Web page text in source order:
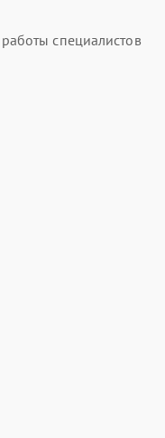
специалистов